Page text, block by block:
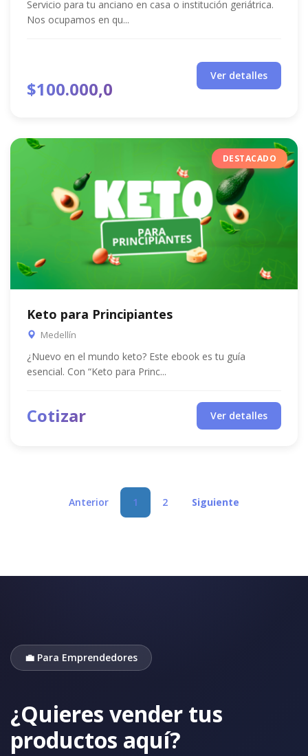
Servicio para tu anciano en casa o institución geriátrica.
Nos ocupamos en qu...
$100.000,0
Ver detalles
DESTACADO
Keto para Principiantes
Medellín
¿Nuevo en el mundo keto? Este ebook es tu guía
esencial. Con “Keto para Princ...
Cotizar Ver detalles
Anterior 1 2 Siguiente
💼 Para Emprendedores
¿Quieres vender tus
productos aquí?